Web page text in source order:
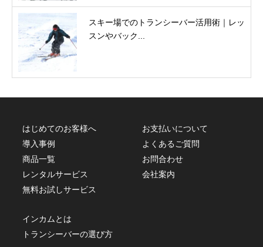
スキー場でのトランシーバー活用術｜レッ
スンやバック...
はじめてのお客様へ
導入事例
商品一覧
レンタルサービス
無料お試しサービス
お支払いについて
よくあるご質問
お問合わせ
会社案内
インカムとは
トランシーバーの選び方